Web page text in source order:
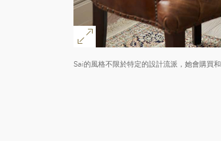
Sai的風格不限於特定的設計流派，她會購買